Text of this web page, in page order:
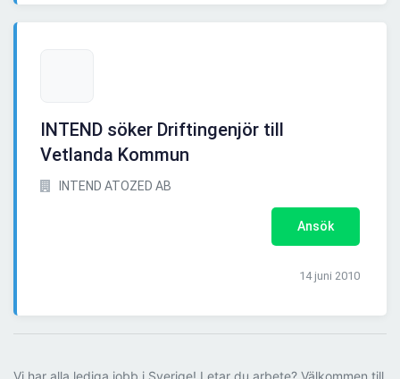
INTEND söker Driftingenjör till
Vetlanda Kommun
INTEND ATOZED AB
Ansök
14 juni 2010